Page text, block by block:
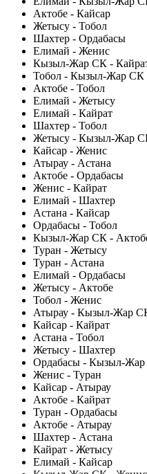
Актобе - Кайсар
Жетысу - Тобол
Шахтер - Ордабасы
Елимай - Женис
Кызыл-Жар СК -
Тобол - Кызыл-Жар СК
Актобе - Тобол
Елимай - Жетысу
Елимай - Кайрат
Шахтер - Тобол
Жетысу - Кызыл-Жар
Кайсар - Женис
Атырау - Астана
Актобе - Ордабасы
Женис - Кайрат
Елимай - Шахтер
Астана - Кайсар
Ордабасы - Тобол
Кызыл-Жар СК -
Туран - Жетысу
Туран - Астана
Елимай - Ордабасы
Жетысу - Актобе
Тобол - Женис
Атырау - Кызыл-Жар
Кайсар - Кайрат
Астана - Тобол
Жетысу - Шахтер
Ордабасы - Кызыл-
Женис - Туран
Кайсар - Атырау
Актобе - Кайрат
Туран - Ордабасы
Актобе - Атырау
Шахтер - Астана
Кайрат - Жетысу
Елимай - Кайсар